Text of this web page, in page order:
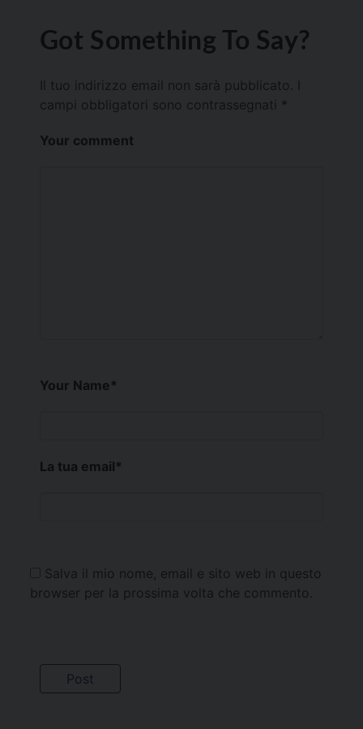
Got Something To Say?
Il tuo indirizzo email non sarà pubblicato.
campi obbligatori sono contrassegnati *
Your comment
Your Name*
La tua email*
Salva il mio nome, email e sito web in questo
browser per la prossima volta che commento.